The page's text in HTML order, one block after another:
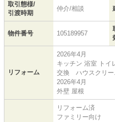
取引態様/
引渡時期
仲介/相談
物件番号 105189957
リフォーム
2026年4月
キッチン 浴室 ト
交換 ハウスクリー
2026年4月
外壁 屋根
リフォーム済
ファミリー向け